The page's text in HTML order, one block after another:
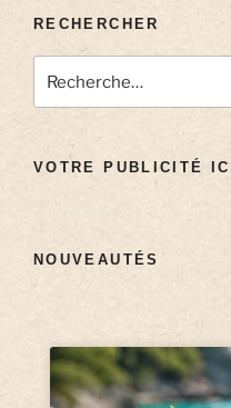
RECHERCHER
VOTRE PUBLICITÉ ICI
NOUVEAUTÉS